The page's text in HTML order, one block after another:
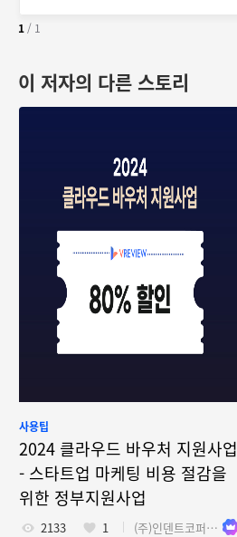
1/ 1
이 저자의 다른 스토리
사용팁
2024 클라우드 바우처 지원사업
- 스타트업 마케팅 비용 절감을
위한 정부지원사업
2133 1 (주)인덴트코퍼레이션